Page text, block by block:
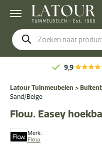
Producten
zoeken
Latour Tuinmeubelen >
Sand/Beige
Merk:
Flow
Flow. Easey